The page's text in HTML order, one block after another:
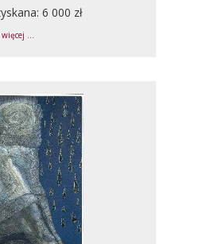
6 000 zł
więcej ...